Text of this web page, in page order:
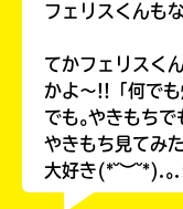
フェリスくんも
てかフェリスく
かよ〜!!「何で
でも｡やきもちで
やきもち見てみ
大好き(*˘︶˘*).